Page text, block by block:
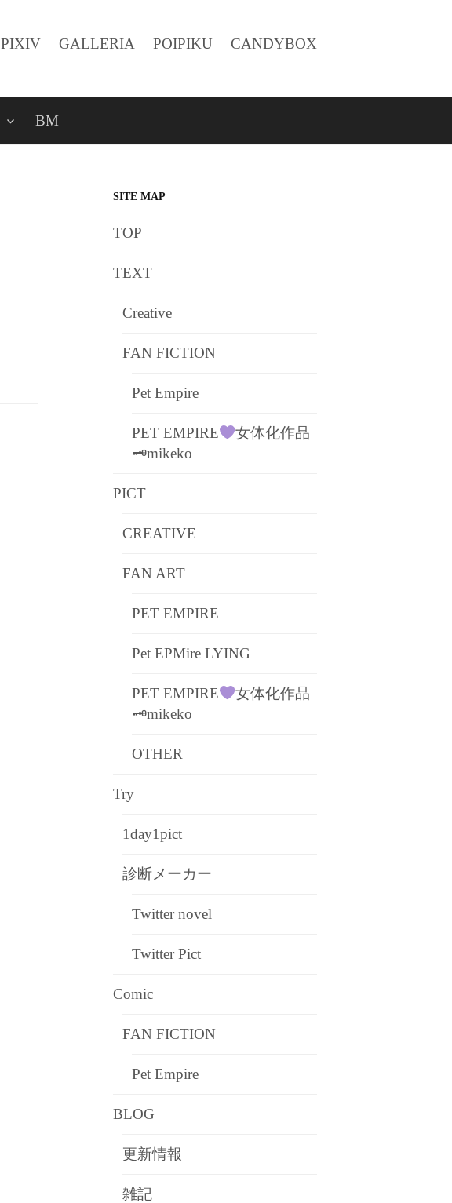
PIXIV GALLERIA POIPIKU CANDYBOX
BM
SITE MAP
TOP
TEXT
Creative
FAN FICTION
Pet Empire
PET EMPIRE
女体化作品
🗝mikeko
PICT
CREATIVE
FAN ART
PET EMPIRE
Pet EPMire LYING
PET EMPIRE
女体化作品
🗝mikeko
OTHER
Try
1day1pict
診断メーカー
Twitter novel
Twitter Pict
Comic
FAN FICTION
Pet Empire
BLOG
更新情報
雑記